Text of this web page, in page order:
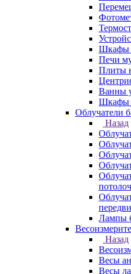
Шкафы
Печи
Плиты
Ванны
Шкафы
Облучатели
Назад
Лампы
Назад
Весы
Весы